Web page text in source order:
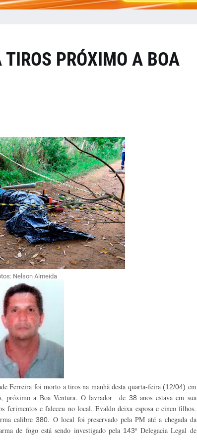
PRÓXIMO A BOA
Nelson Almeida
Ferreira foi morto a tiros na manhã desta quarta-feira (12/04) em
próximo a Boa Ventura. O lavrador de 38 anos estava em sua
ferimentos e faleceu no local. Evaldo deixa esposa e cinco filhos.
calibre 380. O local foi preservado pela PM até a chegada da
de fogo está sendo investigado pela 143ª Delegacia Legal de